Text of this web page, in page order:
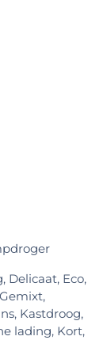
Delicaat, Eco,
Kastdroog,
lading, Kort,